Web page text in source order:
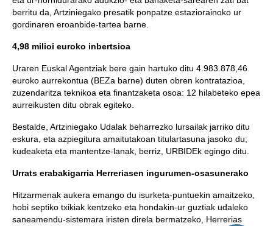
berritu da, Artziniegako presatik ponpatze estaziorainoko ur
gordinaren eroanbide-tartea barne.
4,98 milioi euroko inbertsioa
Uraren Euskal Agentziak bere gain hartuko ditu 4.983.878,46
euroko aurrekontua (BEZa barne) duten obren kontratazioa,
zuzendaritza teknikoa eta finantzaketa osoa: 12 hilabeteko epea
aurreikusten ditu obrak egiteko.
Bestalde, Artziniegako Udalak beharrezko lursailak jarriko ditu
eskura, eta azpiegitura amaitutakoan titulartasuna jasoko du;
kudeaketa eta mantentze-lanak, berriz, URBIDEk egingo ditu.
Urrats erabakigarria Herreriasen ingurumen-osasunerako
Hitzarmenak aukera emango du isurketa-puntuekin amaitzeko,
hobi septiko txikiak kentzeko eta hondakin-ur guztiak udaleko
saneamendu-sistemara iristen direla bermatzeko, Herrerias